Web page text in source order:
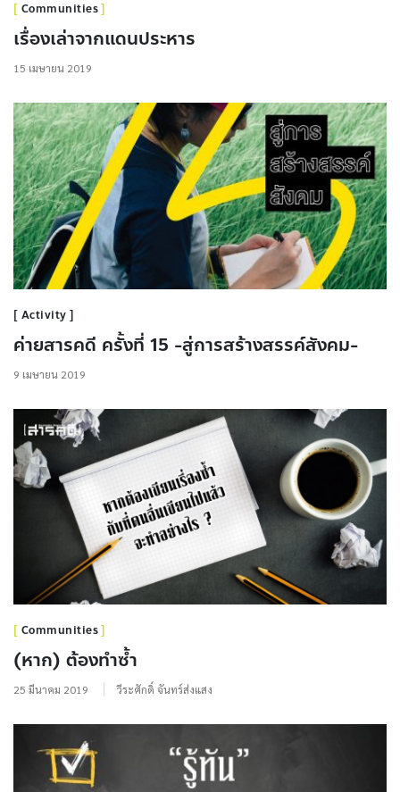
Communities
เรื่องเล่าจากแดนประหาร
15 เมษายน 2019
Activity
ค่ายสารคดี ครั้งที่ 15 -สู่การสร้างสรรค์สังคม-
9 เมษายน 2019
Communities
(หาก) ต้องทำซ้ำ
25 มีนาคม 2019 วีระศักดิ์ จันทร์ส่งแสง